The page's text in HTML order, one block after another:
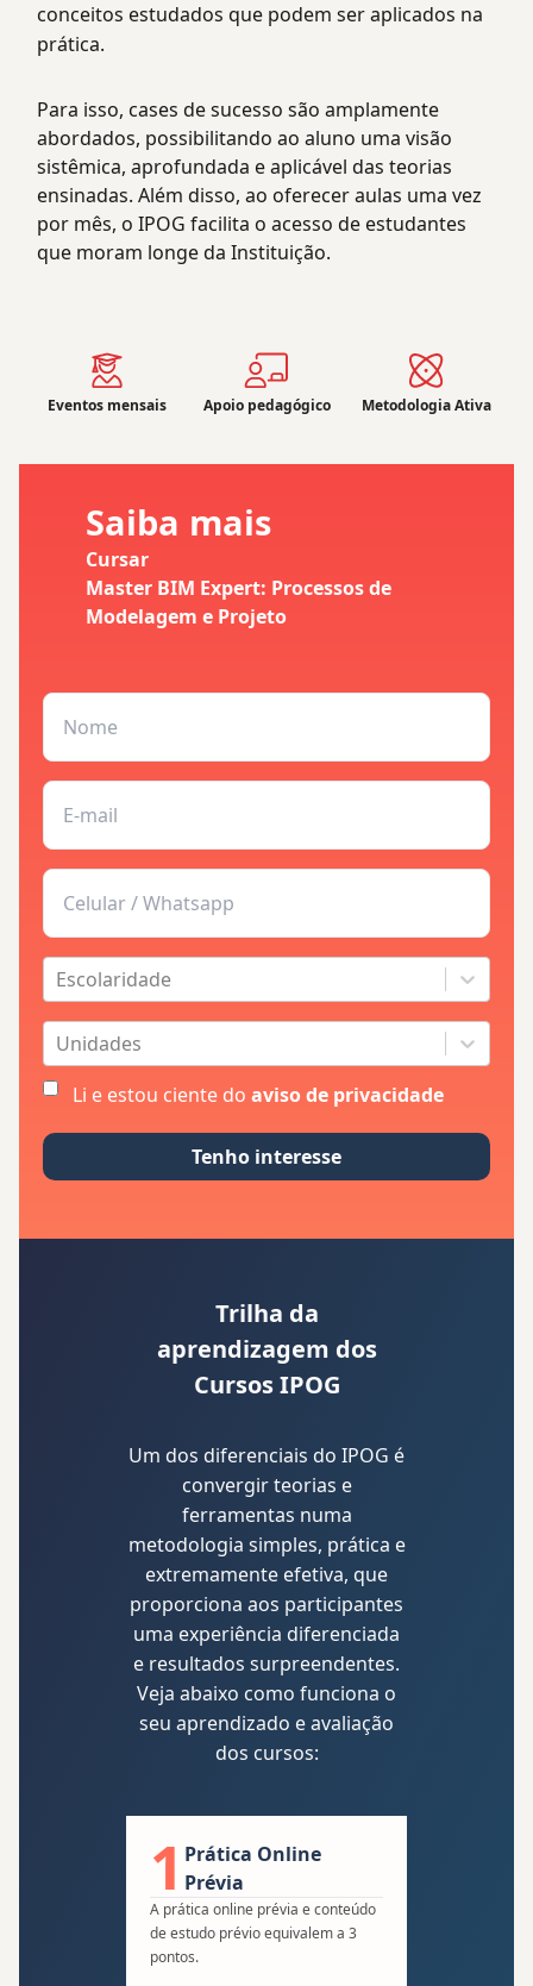
conceitos estudados que podem ser aplicados na
prática.
Para isso, cases de sucesso são amplamente
abordados, possibilitando ao aluno uma visão
sistêmica, aprofundada e aplicável das teorias
ensinadas. Além disso, ao oferecer aulas uma vez
por mês, o IPOG facilita o acesso de estudantes
que moram longe da Instituição.
Eventos mensais Apoio pedagógico Metodologia Ativa
Saiba mais
Cursar
Master BIM Expert: Processos de
Modelagem e Projeto
Escolaridade
Unidades
Li e estou ciente do aviso de privacidade
Tenho interesse
Trilha da
aprendizagem dos
Cursos IPOG
Um dos diferenciais do IPOG é
convergir teorias e
ferramentas numa
metodologia simples, prática e
extremamente efetiva, que
proporciona aos participantes
uma experiência diferenciada
e resultados surpreendentes.
Veja abaixo como funciona o
seu aprendizado e avaliação
dos cursos:
1 Prática Online
Prévia
A prática online prévia e conteúdo
de estudo prévio equivalem a 3
pontos.